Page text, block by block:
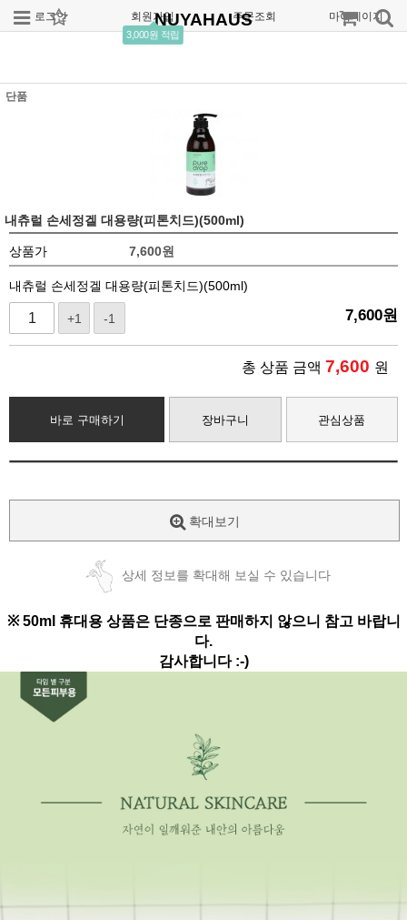
로그인 회원가입
3,000원 적립
주문조회 마이페이지
NUYAHAUS
단품
내츄럴 손세정겔 대용량(피톤치드)(500ml)
상품가 7,600원
내츄럴 손세정겔 대용량(피톤치드)(500ml)
+1 -1 7,600원
총 상품 금액 7,600 원
바로 구매하기 장바구니 관심상품
확대보기
상세 정보를 확대해 보실 수 있습니다
※ 50ml 휴대용 상품은 단종으로 판매하지 않으니 참고 바랍니
다.
감사합니다 :-)